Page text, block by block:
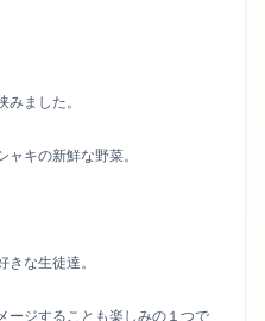
ました。
キの新鮮な野菜。
な生徒達。
ージすることも楽しみの１つで